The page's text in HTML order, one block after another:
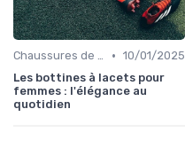
Chaussures de Football • 10/01/2025
Les bottines à lacets pour
femmes : l'élégance au
quotidien